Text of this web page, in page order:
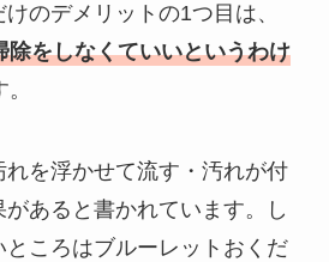
のデメリットの1つ目は、
除をしなくていいというわけ
を浮かせて流す・汚れが付
あると書かれています。し
ころはブルーレットおくだ